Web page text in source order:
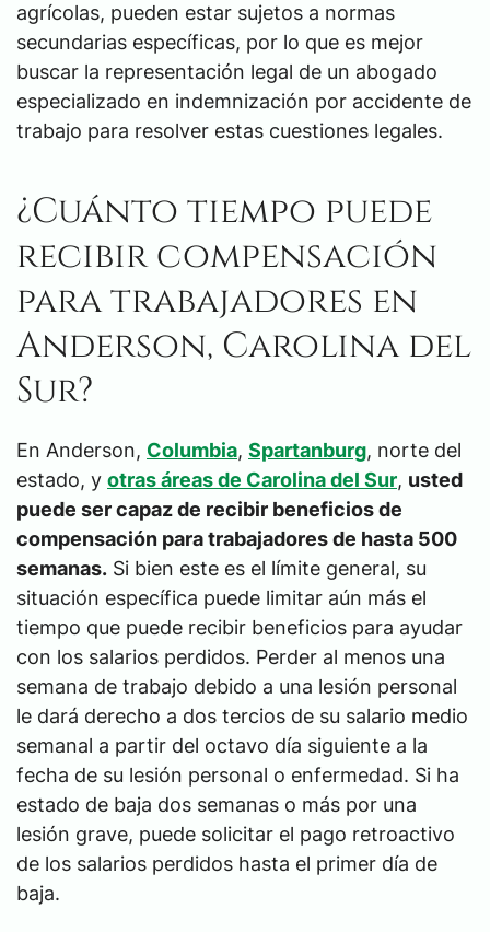
agrícolas, pueden estar sujetos a normas
secundarias específicas, por lo que es mejor
buscar la representación legal de un abogado
especializado en indemnización por accidente de
trabajo para resolver estas cuestiones legales.
¿Cuánto tiempo puede
recibir compensación
para trabajadores en
Anderson, Carolina del
Sur?
En Anderson, Columbia, Spartanburg, norte del
estado, y otras áreas de Carolina del Sur, usted
puede ser capaz de recibir beneficios de
compensación para trabajadores de hasta 500
semanas. Si bien este es el límite general, su
situación específica puede limitar aún más el
tiempo que puede recibir beneficios para ayudar
con los salarios perdidos. Perder al menos una
semana de trabajo debido a una lesión personal
le dará derecho a dos tercios de su salario medio
semanal a partir del octavo día siguiente a la
fecha de su lesión personal o enfermedad. Si ha
estado de baja dos semanas o más por una
lesión grave, puede solicitar el pago retroactivo
de los salarios perdidos hasta el primer día de
baja.